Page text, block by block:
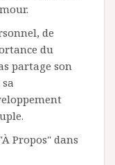
de
du
partage son
Propos" dans